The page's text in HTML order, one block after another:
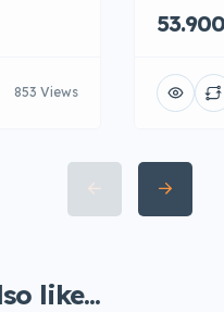
853 Views
like...